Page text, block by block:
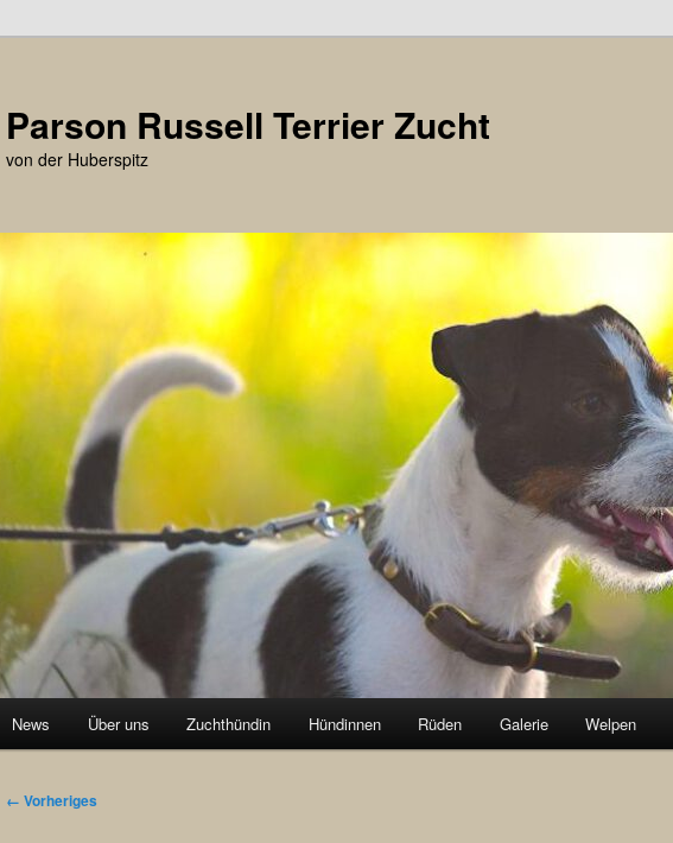
Parson Russell Terrier Zucht
von der Huberspitz
News Über uns Zuchthündin Hündinnen Rüden Galerie Welpen
Bilder-
← Vorheriges